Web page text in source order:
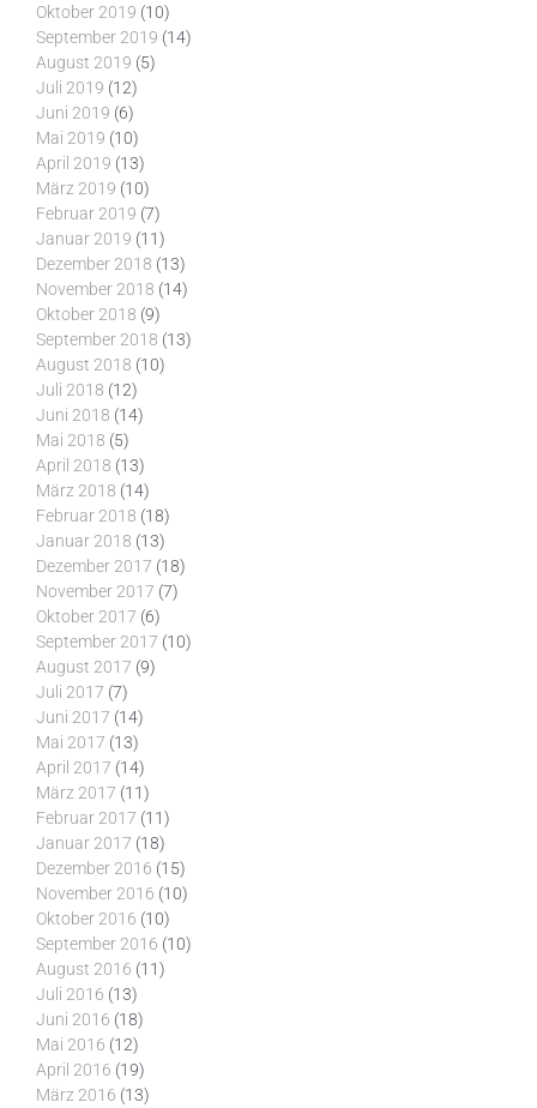
Oktober 2019 (10)
September 2019 (14)
August 2019 (5)
Juli 2019 (12)
Juni 2019 (6)
Mai 2019 (10)
April 2019 (13)
März 2019 (10)
Februar 2019 (7)
Januar 2019 (11)
Dezember 2018 (13)
November 2018 (14)
Oktober 2018 (9)
September 2018 (13)
August 2018 (10)
Juli 2018 (12)
Juni 2018 (14)
Mai 2018 (5)
April 2018 (13)
März 2018 (14)
Februar 2018 (18)
Januar 2018 (13)
Dezember 2017 (18)
November 2017 (7)
Oktober 2017 (6)
September 2017 (10)
August 2017 (9)
Juli 2017 (7)
Juni 2017 (14)
Mai 2017 (13)
April 2017 (14)
März 2017 (11)
Februar 2017 (11)
Januar 2017 (18)
Dezember 2016 (15)
November 2016 (10)
Oktober 2016 (10)
September 2016 (10)
August 2016 (11)
Juli 2016 (13)
Juni 2016 (18)
Mai 2016 (12)
April 2016 (19)
März 2016 (13)